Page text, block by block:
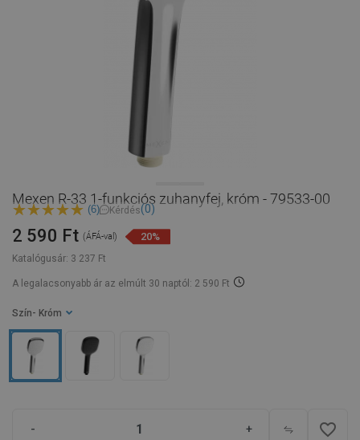
Mexen R-33 1-funkciós zuhanyfej, króm - 79533-00
(6) Kérdés(0)
Katalógusár: 3 237 Ft
2 590 Ft (ÁFÁ-val) 20%
A legalacsonyabb ár az elmúlt 30 naptól: 2 590 Ft
Szín - Króm
- + favorite_border